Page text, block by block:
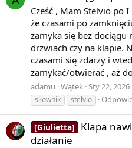
Northwest Airlines w 1987
View More On Wikipedia.org
Cześć , Mam Stelvio po
że czasami po
zamyka się bez dociągu
drzwiach czy na klapie.
czasami się zdarzy i
zamykać/otwierać , aż
adamu Wątek Sty 22, 2026
siłownik
stelvio
[Giulietta]
Klapa
działanie